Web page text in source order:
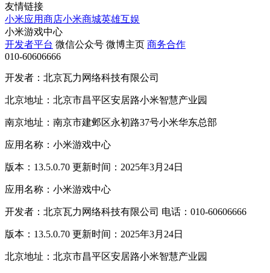
友情链接
小米应用商店小米商城英雄互娱
小米游戏中心
开发者平台 微信公众号 微博主页 商务合作
010-60606666
开发者：北京瓦力网络科技有限公司
北京地址：北京市昌平区安居路小米智慧产业园
南京地址：南京市建邺区永初路37号小米华东总部
应用名称：小米游戏中心
版本：13.5.0.70 更新时间：2025年3月24日
应用名称：小米游戏中心
开发者：北京瓦力网络科技有限公司 电话：010-60606666
版本：13.5.0.70 更新时间：2025年3月24日
北京地址：北京市昌平区安居路小米智慧产业园